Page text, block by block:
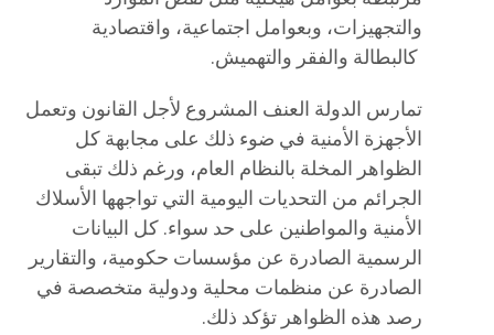
والتجهيزات، وبعوامل اجتماعية، واقتصادية
كالبطالة والفقر والتهميش.
تمارس الدولة العنف المشروع لأجل القانون وتعمل
الأجهزة الأمنية في ضوء ذلك على مجابهة كل
الظواهر المخلة بالنظام العام، ورغم ذلك تبقى
الجرائم من التحديات اليومية التي تواجهها الأسلاك
الأمنية والمواطنين على حد سواء. كل البيانات
الرسمية الصادرة عن مؤسسات حكومية، والتقارير
الصادرة عن منظمات محلية ودولية متخصصة في
رصد هذه الظواهر تؤكد ذلك.